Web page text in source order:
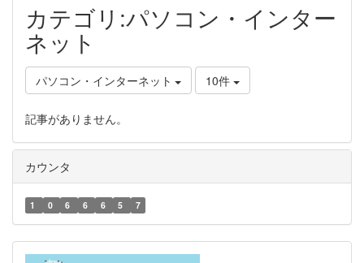
カテゴリ:パソコン・インター
ネット
パソコン・インターネット 10件
記事がありません。
カウンタ
1 0 6 6 6 5 7